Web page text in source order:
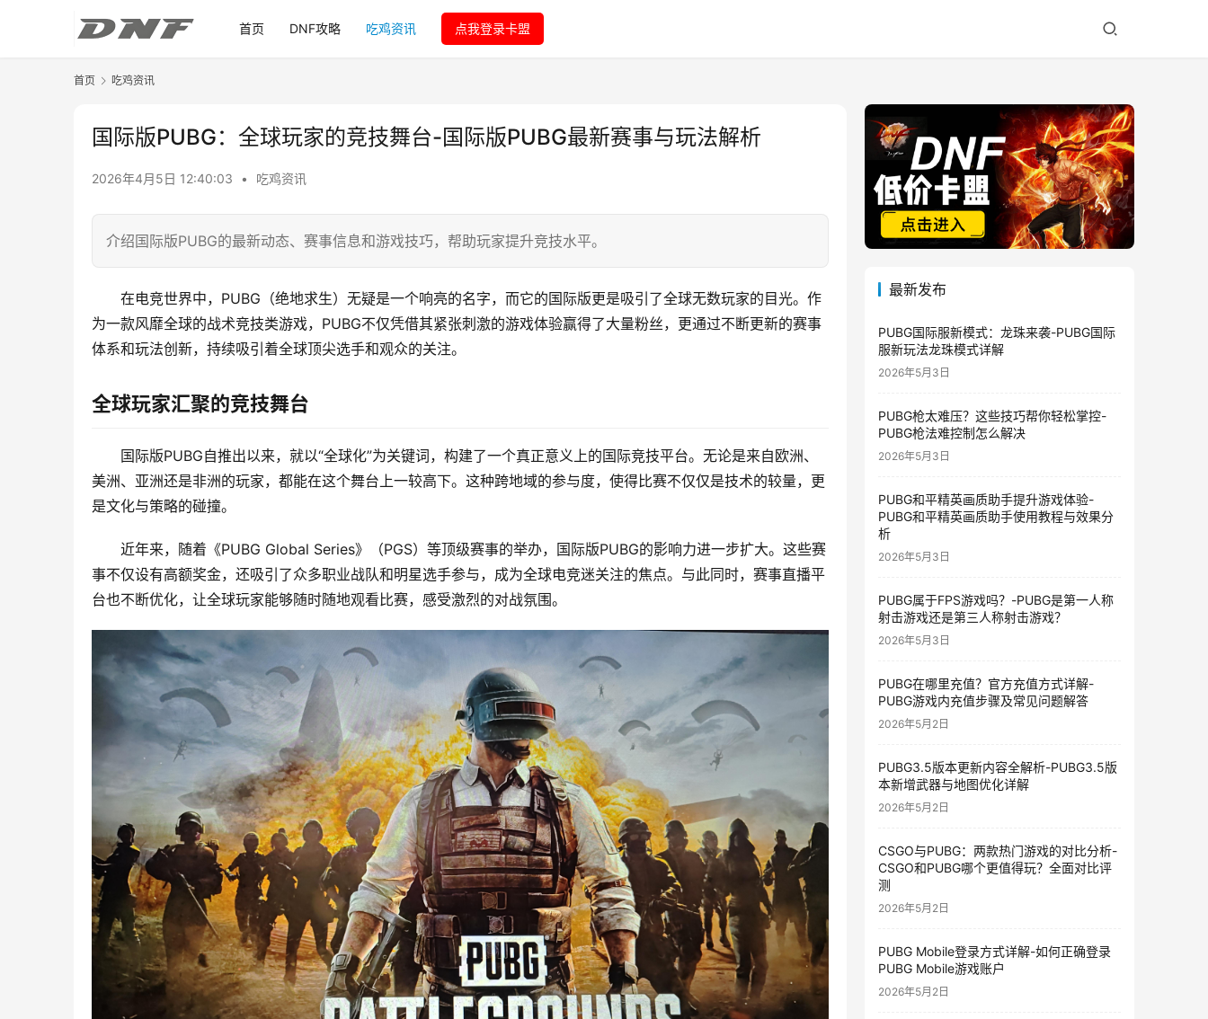
首页 DNF攻略 吃鸡资讯 点我登录卡盟
首页 吃鸡资讯
国际版PUBG：全球玩家的竞技舞台-国际版PUBG最新赛事与玩法解析
2026年4月5日 12:40:03 • 吃鸡资讯
介绍国际版PUBG的最新动态、赛事信息和游戏技巧，帮助玩家提升竞技水平。
在电竞世界中，PUBG（绝地求生）无疑是一个响亮的名字，而它的国际版更是吸引了全球无数玩家的目光。作
为一款风靡全球的战术竞技类游戏，PUBG不仅凭借其紧张刺激的游戏体验赢得了大量粉丝，更通过不断更新的赛事
体系和玩法创新，持续吸引着全球顶尖选手和观众的关注。
全球玩家汇聚的竞技舞台
国际版PUBG自推出以来，就以“全球化”为关键词，构建了一个真正意义上的国际竞技平台。无论是来自欧洲、
美洲、亚洲还是非洲的玩家，都能在这个舞台上一较高下。这种跨地域的参与度，使得比赛不仅仅是技术的较量，更
是文化与策略的碰撞。
近年来，随着《PUBG Global Series》（PGS）等顶级赛事的举办，国际版PUBG的影响力进一步扩大。这些赛
事不仅设有高额奖金，还吸引了众多职业战队和明星选手参与，成为全球电竞迷关注的焦点。与此同时，赛事直播平
台也不断优化，让全球玩家能够随时随地观看比赛，感受激烈的对战氛围。
最新发布
PUBG国际服新模式：龙珠来袭-PUBG国际
服新玩法龙珠模式详解
2026年5月3日
PUBG枪太难压？这些技巧帮你轻松掌控-
PUBG枪法难控制怎么解决
2026年5月3日
PUBG和平精英画质助手提升游戏体验-
PUBG和平精英画质助手使用教程与效果分
析
2026年5月3日
PUBG属于FPS游戏吗？-PUBG是第一人称
射击游戏还是第三人称射击游戏？
2026年5月3日
PUBG在哪里充值？官方充值方式详解-
PUBG游戏内充值步骤及常见问题解答
2026年5月2日
PUBG3.5版本更新内容全解析-PUBG3.5版
本新增武器与地图优化详解
2026年5月2日
CSGO与PUBG：两款热门游戏的对比分析-
CSGO和PUBG哪个更值得玩？全面对比评
测
2026年5月2日
PUBG Mobile登录方式详解-如何正确登录
PUBG Mobile游戏账户
2026年5月2日